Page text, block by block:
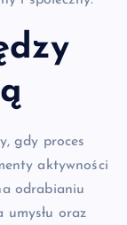
gdy proces
aktywności
odrabianiu
umysłu oraz